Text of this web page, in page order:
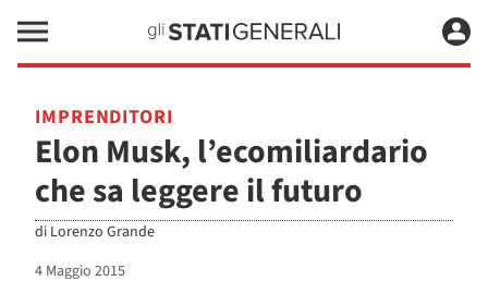
IMPRENDITORI
Elon Musk, l’ecomiliardario
che sa leggere il futuro
di Lorenzo Grande
4 Maggio 2015